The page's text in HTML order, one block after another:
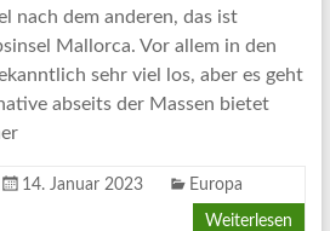
nach dem anderen, das ist
Mallorca. Vor allem in den
sehr viel los, aber es geht
abseits der Massen bietet
14. Januar 2023 Europa
Weiterlesen